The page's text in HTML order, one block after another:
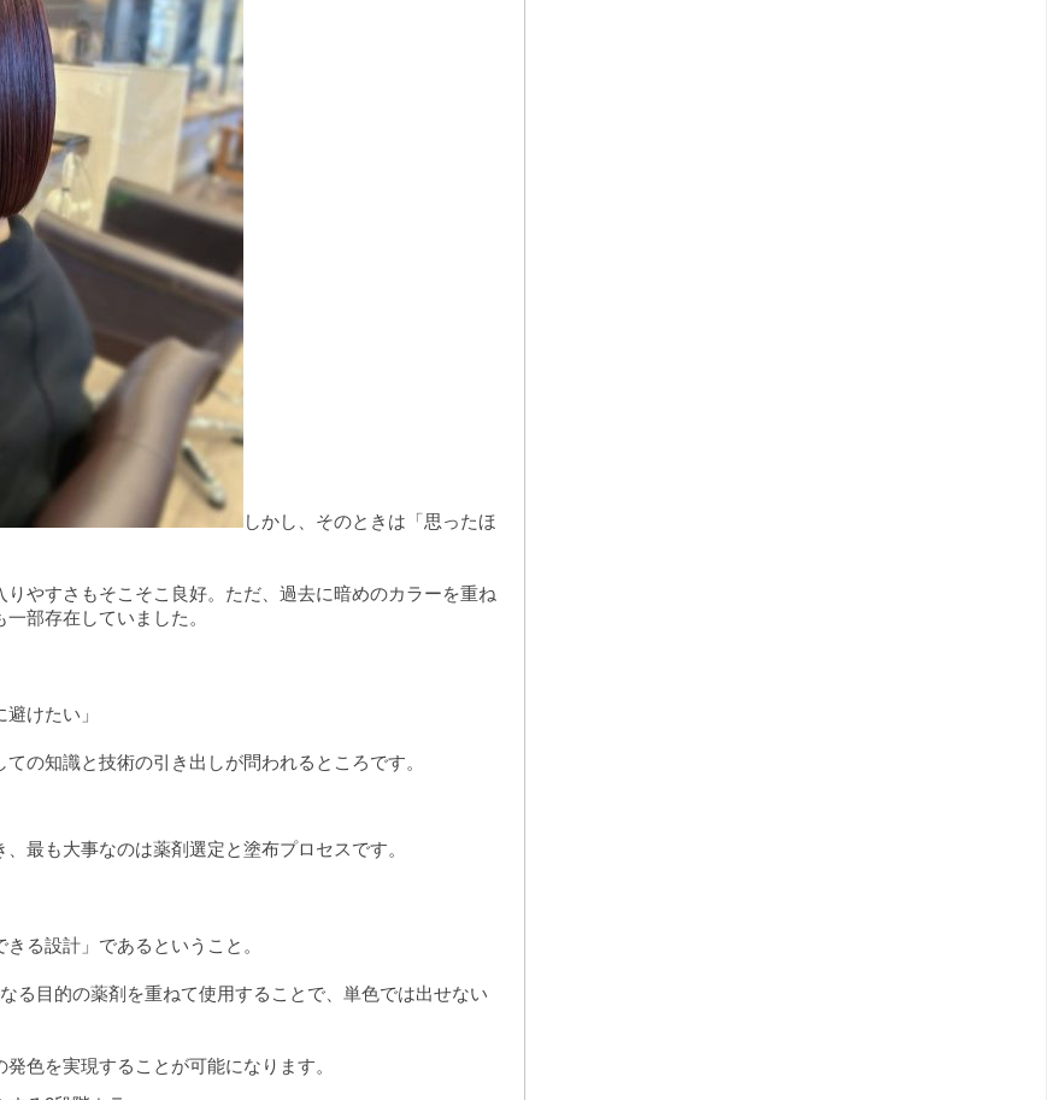
しかし、そのときは「思ったほ
やすさもそこそこ良好。ただ、過去に暗めのカラーを重ね
部存在していました。
けたい」
の知識と技術の引き出しが問われるところです。
最も大事なのは薬剤選定と塗布プロセスです。
る設計」であるということ。
る目的の薬剤を重ねて使用することで、単色では出せない
色を実現することが可能になります。